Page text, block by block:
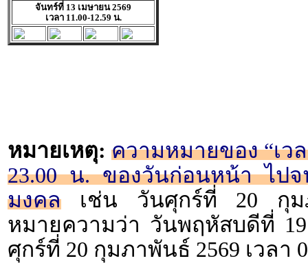
จันทร์ที่ 13 เมษายน 2569
เวลา 11.00-12.59 น.
หมายเหตุ: ความหมายของ “เว
23.00 น. ของวันก่อนหน้า ไป
มงคล เช่น วันศุกร์ที่ 20 กุม
หมายความว่า วันพฤหัสบดีที่
ศุกร์ที่ 20 กุมภาพันธ์ 2569 เวลา